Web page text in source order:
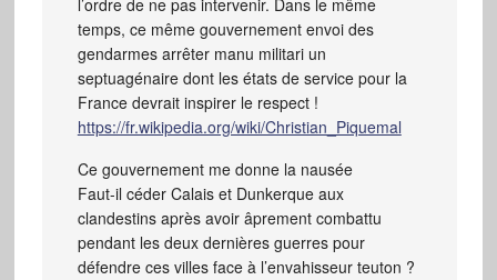
l’ordre de ne pas intervenir. Dans le même
temps, ce même gouvernement envoi des
gendarmes arrêter manu militari un
septuagénaire dont les états de service pour la
France devrait inspirer le respect !
https://fr.wikipedia.org/wiki/Christian_Piquemal
Ce gouvernement me donne la nausée
Faut-il céder Calais et Dunkerque aux
clandestins après avoir âprement combattu
pendant les deux dernières guerres pour
défendre ces villes face à l’envahisseur teuton ?